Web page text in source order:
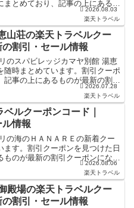
とめており、記事の上にあるも
。ホテル・旅館宿泊の予...2026.08.03
楽天トラベル
山荘の楽天トラベルクー
割引・セール情報
のスパビレッジカマヤ別館 湯恵
随時まとめています。割引クーポ
記事の上にあるものが最新の割引
宿泊の予約などで使え...2026.07.28
楽天トラベル
ルクーポンコード｜
情報
の海のＨＡＮＡＲＥの新着クー
す。割引クーポンを見つけた日
のが最新の割引クーポンになり
で使えるクーポンやセー...2026.08.06
楽天トラベル
殿場の楽天トラベルクー
割引・セール情報